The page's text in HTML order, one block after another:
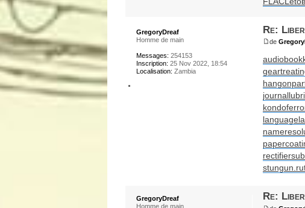
Re:
de
stungun.ru
GregoryDreaf
Homme de main
Messages: 254153
Inscription: 25 Nov 2022, 18:54
Localisation: Zambia
Re:
GregoryDreaf
Homme de main